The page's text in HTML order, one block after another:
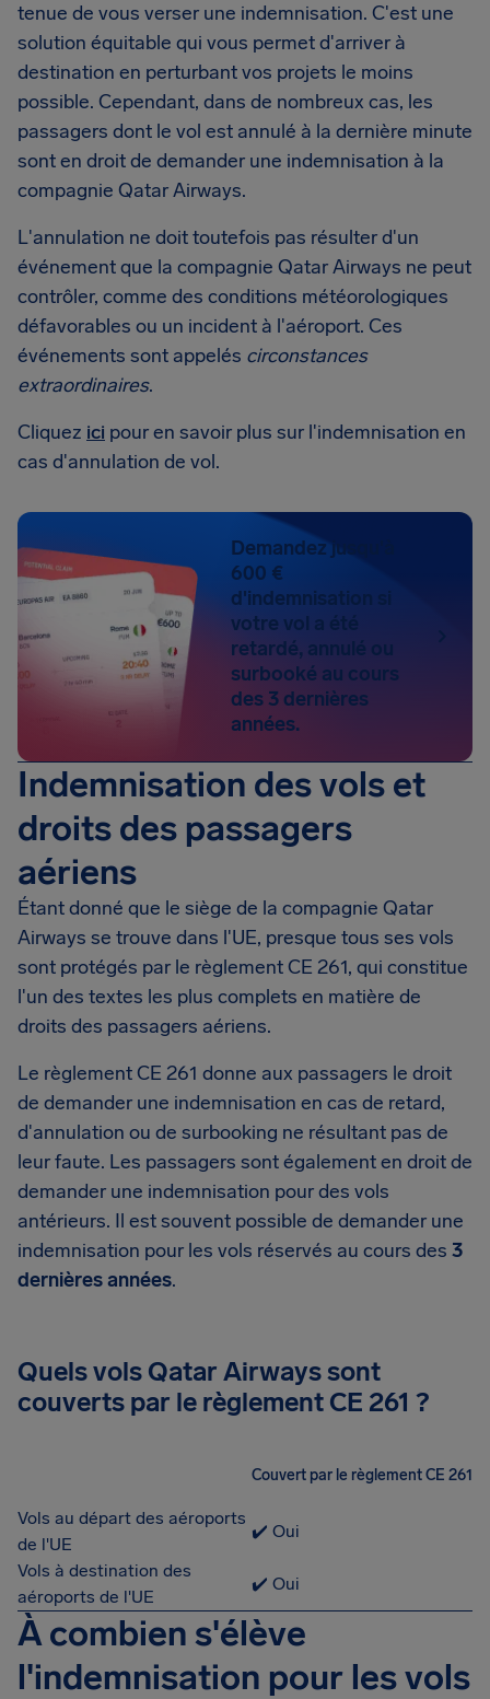
tenue de vous verser une indemnisation. C'est une
solution équitable qui vous permet d'arriver à
destination en perturbant vos projets le moins
possible. Cependant, dans de nombreux cas, les
passagers dont le vol est annulé à la dernière minute
sont en droit de demander une indemnisation à la
compagnie Qatar Airways.
L'annulation ne doit toutefois pas résulter d'un
événement que la compagnie Qatar Airways ne peut
contrôler, comme des conditions météorologiques
défavorables ou un incident à l'aéroport. Ces
événements sont appelés circonstances
extraordinaires.
Cliquez ici pour en savoir plus sur l'indemnisation en
cas d'annulation de vol.
Demandez jusqu'à
600 €
d'indemnisation si
votre vol a été
retardé, annulé ou
surbooké au cours
des 3 dernières
années.
Indemnisation des vols et
droits des passagers
aériens
Étant donné que le siège de la compagnie Qatar
Airways se trouve dans l'UE, presque tous ses vols
sont protégés par le règlement CE 261, qui constitue
l'un des textes les plus complets en matière de
droits des passagers aériens.
Le règlement CE 261 donne aux passagers le droit
de demander une indemnisation en cas de retard,
d'annulation ou de surbooking ne résultant pas de
leur faute. Les passagers sont également en droit de
demander une indemnisation pour des vols
antérieurs. Il est souvent possible de demander une
indemnisation pour les vols réservés au cours des 3
dernières années.
Quels vols Qatar Airways sont
couverts par le règlement CE 261 ?
Couvert par le règlement CE 261
Vols au départ des aéroports
de l'UE
✔️ Oui
Vols à destination des
aéroports de l'UE
✔️ Oui
À combien s'élève
l'indemnisation pour les vols